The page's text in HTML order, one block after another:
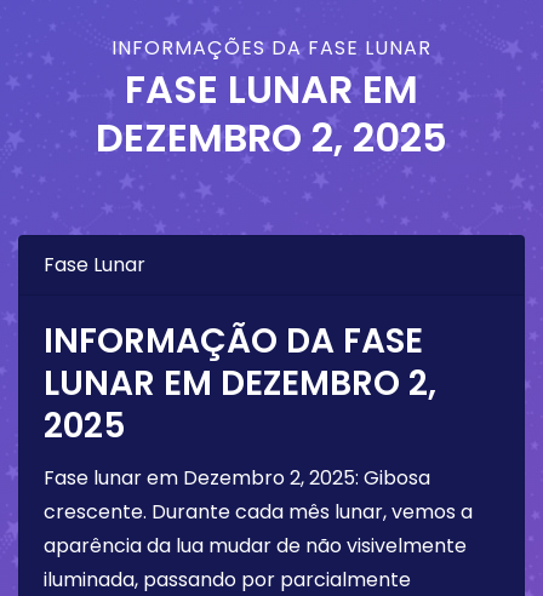
INFORMAÇÕES DA FASE LUNAR
FASE LUNAR EM
DEZEMBRO 2, 2025
Fase Lunar
INFORMAÇÃO DA FASE
LUNAR EM DEZEMBRO 2,
2025
Fase lunar em Dezembro 2, 2025: Gibosa
crescente. Durante cada mês lunar, vemos a
aparência da lua mudar de não visivelmente
iluminada, passando por parcialmente